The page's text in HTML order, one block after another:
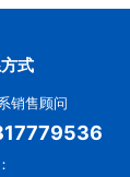
式
销售顾问